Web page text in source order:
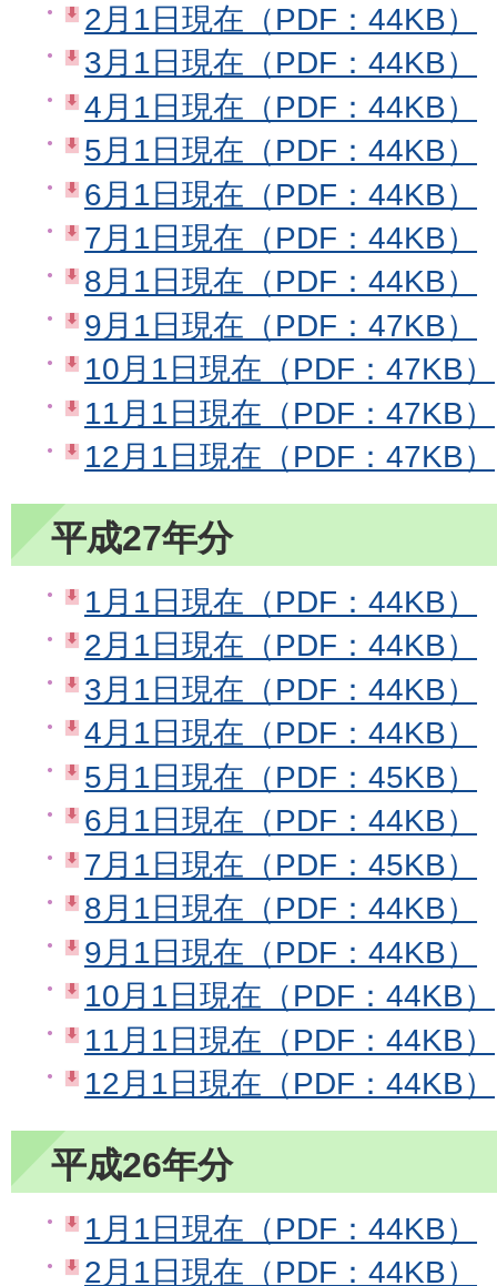
2月1日現在（PDF：44KB）
3月1日現在（PDF：44KB）
4月1日現在（PDF：44KB）
5月1日現在（PDF：44KB）
6月1日現在（PDF：44KB）
7月1日現在（PDF：44KB）
8月1日現在（PDF：44KB）
9月1日現在（PDF：47KB）
10月1日現在（PDF：47KB）
11月1日現在（PDF：47KB）
12月1日現在（PDF：47KB）
平成27年分
1月1日現在（PDF：44KB）
2月1日現在（PDF：44KB）
3月1日現在（PDF：44KB）
4月1日現在（PDF：44KB）
5月1日現在（PDF：45KB）
6月1日現在（PDF：44KB）
7月1日現在（PDF：45KB）
8月1日現在（PDF：44KB）
9月1日現在（PDF：44KB）
10月1日現在（PDF：44KB）
11月1日現在（PDF：44KB）
12月1日現在（PDF：44KB）
平成26年分
1月1日現在（PDF：44KB）
2月1日現在（PDF：44KB）